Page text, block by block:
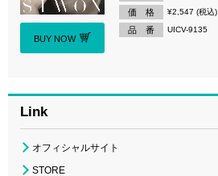
BUY NOW
価 格 ¥2,547 (税込)
品 番 UICV-9135
Link
オフィシャルサイト
STORE